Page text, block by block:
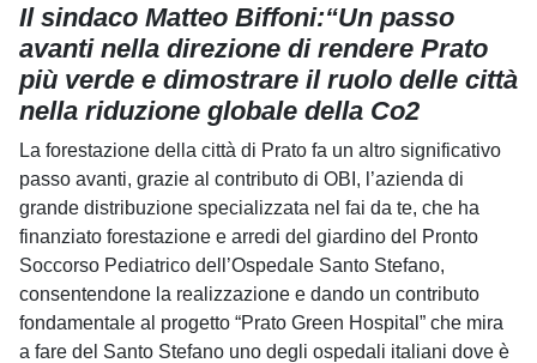
Il sindaco Matteo Biffoni:“Un passo
avanti nella direzione di rendere Prato
più verde e dimostrare il ruolo delle città
nella riduzione globale della Co2
La forestazione della città di Prato fa un altro significativo
passo avanti, grazie al contributo di OBI, l’azienda di
grande distribuzione specializzata nel fai da te, che ha
finanziato forestazione e arredi del giardino del Pronto
Soccorso Pediatrico dell’Ospedale Santo Stefano,
consentendone la realizzazione e dando un contributo
fondamentale al progetto “Prato Green Hospital” che mira
a fare del Santo Stefano uno degli ospedali italiani dove è